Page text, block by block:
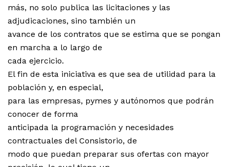
más, no solo publica las licitaciones y las
adjudicaciones, sino también un
avance de los contratos que se estima que se pongan
en marcha a lo largo de
cada ejercicio.
El fin de esta iniciativa es que sea de utilidad para la
población y, en especial,
para las empresas, pymes y autónomos que podrán
conocer de forma
anticipada la programación y necesidades
contractuales del Consistorio, de
modo que puedan preparar sus ofertas con mayor